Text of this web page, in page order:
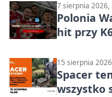
7 sierpnia 2026,
Polonia
hit przy
15 sierpnia
Spacer
wszystko